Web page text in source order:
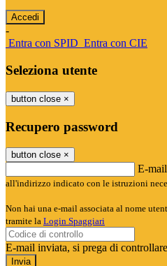
-
Entra con SPID Entra con CIE
Seleziona utente
button close ×
Recupero password
button close ×
E-mail
all'indirizzo indicato con le istruzioni
Non hai una e-mail associata al nome
tramite la Login Spaggiari
E-mail inviata, si prega di